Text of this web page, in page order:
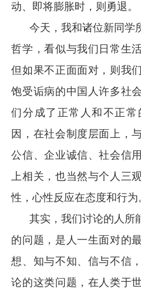
动、即将膨胀时，则勇退。
今天，我和诸位新同学
哲学，看似与我们日常生
但如果不正面面对，则我
饱受诟病的中国人许多社
们分成了正常人和不正
因，在社会制度层面上，
公信、企业诚信、社会信
上相关，也当然与个人三
性，心性反应在态度和行为
其实，我们讨论的人所
的问题，是人一生面对的
想、知与不知、信与不信
论的这类问题，在人类于